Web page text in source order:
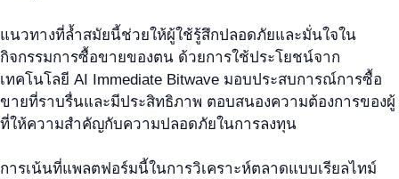
แนวทางที่ล้ำสมัยนี้ช่วยให้ผู้ใช้รู้สึกปลอดภัยและมั่นใจใน
กิจกรรมการซื้อขายของตน ด้วยการใช้ประโยชน์จาก
เทคโนโลยี AI Immediate Bitwave มอบประสบการณ์การซื้อ
ขายที่ราบรื่นและมีประสิทธิภาพ ตอบสนองความต้องการของผู้
ที่ให้ความสำคัญกับความปลอดภัยในการลงทุน
การเน้นที่แพลตฟอร์มนี้ในการวิเคราะห์ตลาดแบบเรียลไทม์